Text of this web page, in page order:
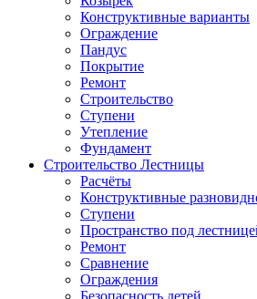
Конструктивные варианты
Ограждение
Пандус
Покрытие
Ремонт
Строительство
Ступени
Утепление
Фундамент
Строительство Лестницы
Расчёты
Конструктивные
Ступени
Пространство под
Ремонт
Сравнение
Ограждения
Безопасность детей